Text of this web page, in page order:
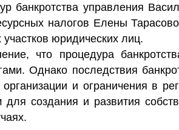
банкротства управления
налогов Елены
юридических лиц.
что процедура
Однако последствия
и ограничения в
для создания и развития